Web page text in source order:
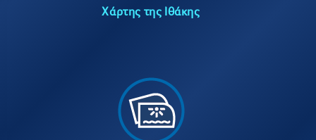
Χάρτης της Ιθάκης